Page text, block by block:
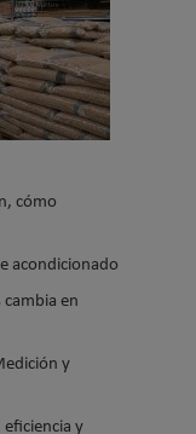
cómo
acondicionado
cambia en
y
eficiencia y